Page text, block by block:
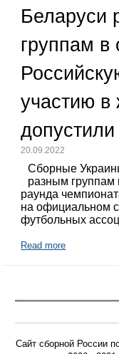
Беларуси
группам в
участию в
допустили
20.09.2022
Сборные
разным группам
раунда
на официальном
футбольных
Read more
Сайт сборной России